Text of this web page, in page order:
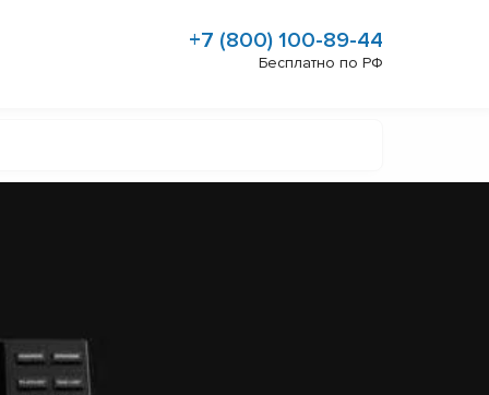
+7 (800) 100-89-44
Бесплатно по РФ